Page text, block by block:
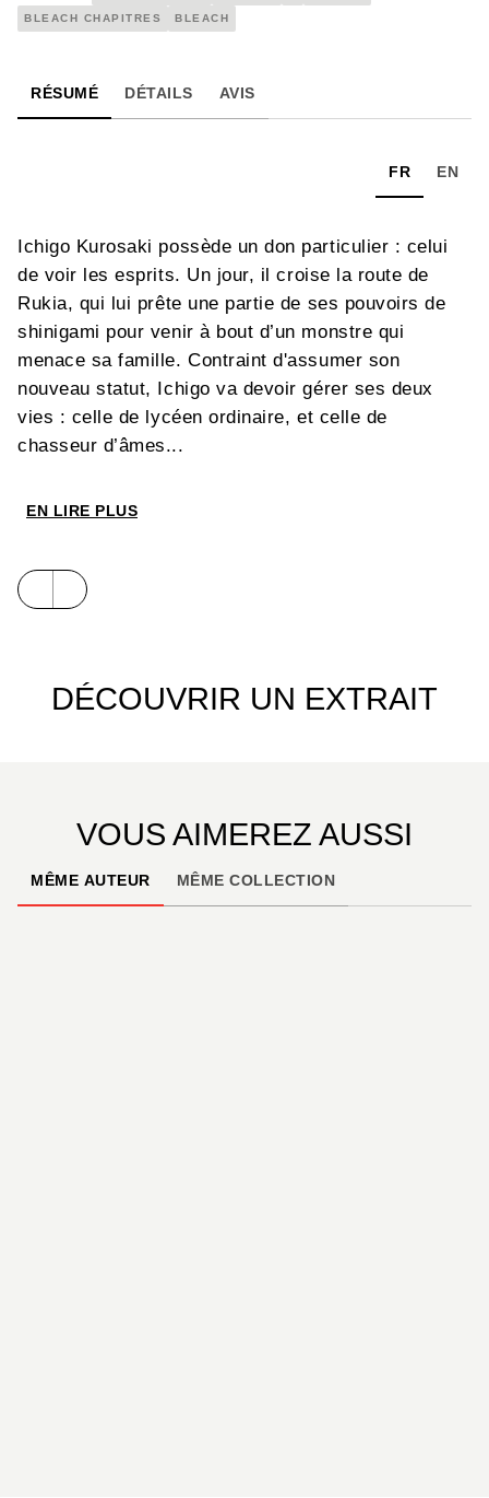
BLEACH CHAPITRES BLEACH
RÉSUMÉ DÉTAILS AVIS
FR EN
Ichigo Kurosaki possède un don particulier : celui
de voir les esprits. Un jour, il croise la route de
Rukia, qui lui prête une partie de ses pouvoirs de
shinigami pour venir à bout d’un monstre qui
menace sa famille. Contraint d'assumer son
nouveau statut, Ichigo va devoir gérer ses deux
vies : celle de lycéen ordinaire, et celle de
chasseur d’âmes...
EN LIRE PLUS
DÉCOUVRIR UN EXTRAIT
VOUS AIMEREZ AUSSI
MÊME AUTEUR MÊME COLLECTION